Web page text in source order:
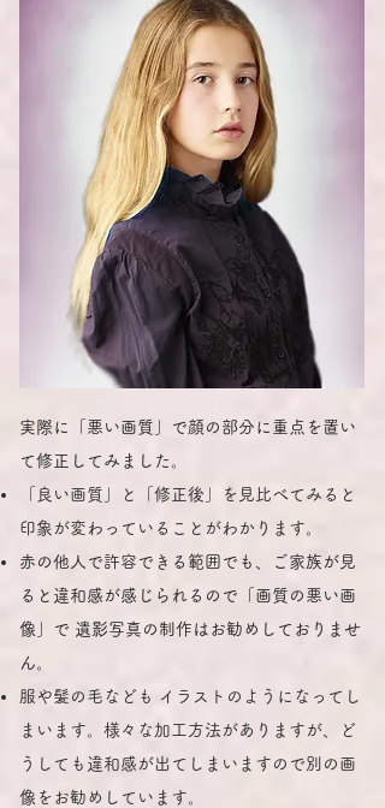
実際に「悪い画質」で顔の部分に重点を置い
て修正してみました。
「良い画質」と「修正後」を見比べてみると
印象が変わっていることがわかります。
赤の他人で許容できる範囲でも、ご家族が見
ると違和感が感じられるので「画質の悪い画
像」で 遺影写真の制作はお勧めしておりませ
ん。
服や髪の毛なども イラストのようになってし
まいます。様々な加工方法がありますが、ど
うしても違和感が出てしまいますので別の画
像をお勧めしています。